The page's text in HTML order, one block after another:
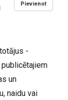
Pievienot
-
un
naidu vai